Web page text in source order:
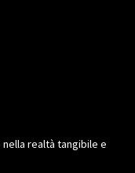
nella realtà tangibile e